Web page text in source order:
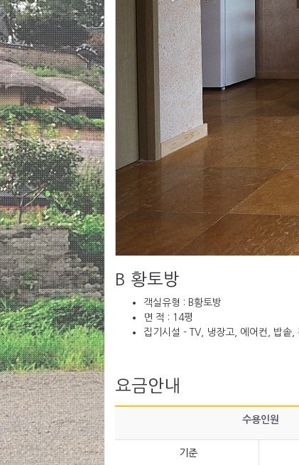
B 황토방
객실유형 : B황토방
면 적 : 14평
집기시설 - TV, 냉장고, 에어컨, 밥솥,
요금안내
수용인원
기준